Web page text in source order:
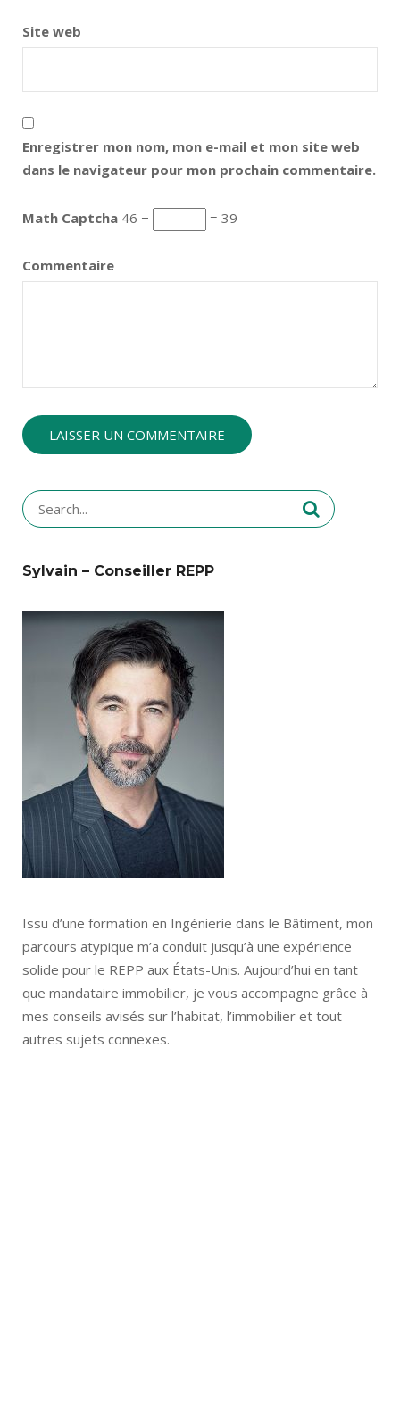
Site web
Enregistrer mon nom, mon e-mail et mon site web
dans le navigateur pour mon prochain commentaire.
Math Captcha 46 − = 39
Commentaire
Search
for:
Sylvain – Conseiller REPP
Issu d’une formation en Ingénierie dans le Bâtiment, mon
parcours atypique m’a conduit jusqu’à une expérience
solide pour le REPP aux États-Unis. Aujourd’hui en tant
que mandataire immobilier, je vous accompagne grâce à
mes conseils avisés sur l’habitat, l’immobilier et tout
autres sujets connexes.